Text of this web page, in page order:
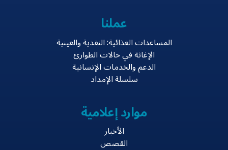
عملنا
المساعدات الغذائية: النقدية والعينية
الإغاثة في حالات الطوارئ
الدعم والخدمات الإنسانية
سلسلة الإمداد
موارد إعلامية
الأخبار
القصص